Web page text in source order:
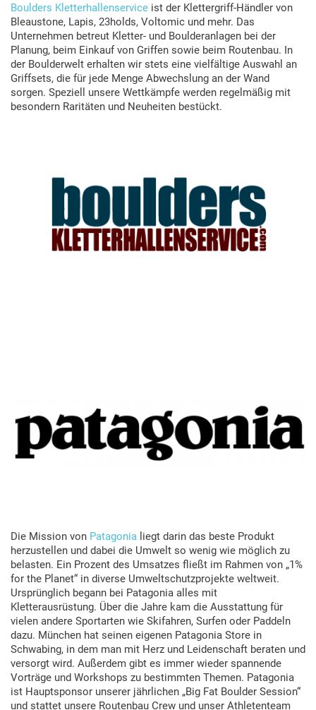
Boulders Kletterhallenservice ist der Klettergriff-Händler von
Bleaustone, Lapis, 23holds, Voltomic und mehr. Das
Unternehmen betreut Kletter- und Boulderanlagen bei der
Planung, beim Einkauf von Griffen sowie beim Routenbau. In
der Boulderwelt erhalten wir stets eine vielfältige Auswahl an
Griffsets, die für jede Menge Abwechslung an der Wand
sorgen. Speziell unsere Wettkämpfe werden regelmäßig mit
besondern Raritäten und Neuheiten bestückt.
Die Mission von Patagonia liegt darin das beste Produkt
herzustellen und dabei die Umwelt so wenig wie möglich zu
belasten. Ein Prozent des Umsatzes fließt im Rahmen von „1%
for the Planet“ in diverse Umweltschutzprojekte weltweit.
Ursprünglich begann bei Patagonia alles mit
Kletterausrüstung. Über die Jahre kam die Ausstattung für
vielen andere Sportarten wie Skifahren, Surfen oder Paddeln
dazu. München hat seinen eigenen Patagonia Store in
Schwabing, in dem man mit Herz und Leidenschaft beraten und
versorgt wird. Außerdem gibt es immer wieder spannende
Vorträge und Workshops zu bestimmten Themen. Patagonia
ist Hauptsponsor unserer jährlichen „Big Fat Boulder Session“
und stattet unsere Routenbau Crew und unser Athletenteam